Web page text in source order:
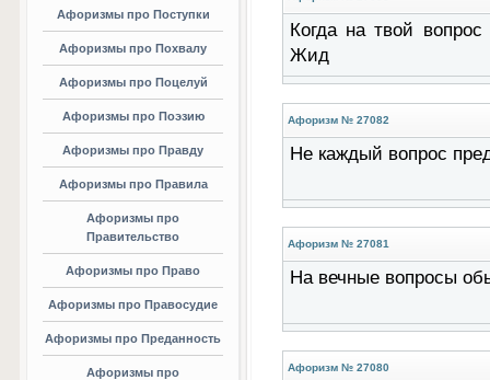
Афоризмы про Поступки
Афоризмы про Похвалу
Афоризмы про Поцелуй
Афоризмы про Поэзию
Афоризмы про Правду
Афоризмы про Правила
Афоризмы про
Правительство
Афоризмы про Право
Афоризмы про Правосудие
Афоризмы про Преданность
Афоризмы про
Когда на твой
Жид
Афоризм № 27082
Не каждый вопрос
Афоризм № 27081
На вечные вопросы
Афоризм № 27080